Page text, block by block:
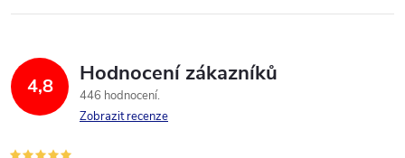
4,8 Hodnocení zákazníků
446 hodnocení
Zobrazit recenze